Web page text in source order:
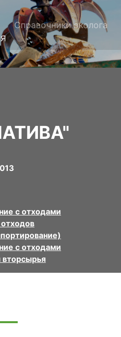
Справочники эколога
с отходами
с отходами